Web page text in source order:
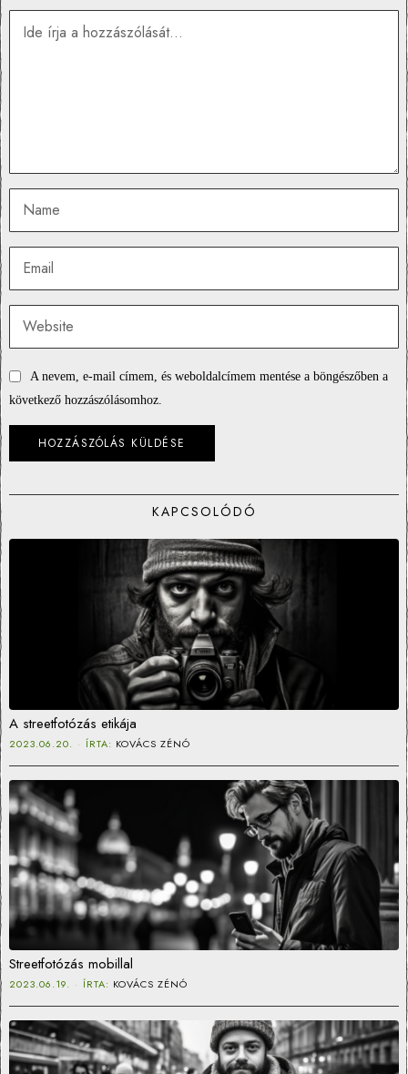
A nevem, e-mail címem, és weboldalcímem mentése a böngészőben a
következő hozzászólásomhoz.
KAPCSOLÓDÓ
A streetfotózás etikája
2023.06.20. ÍRTA: KOVÁCS ZÉNÓ
Streetfotózás mobillal
2023.06.19. ÍRTA: KOVÁCS ZÉNÓ